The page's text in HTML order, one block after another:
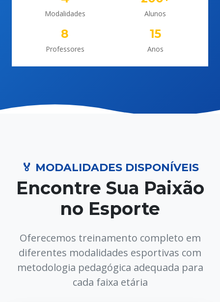
Modalidades Alunos
8
Professores
15
Anos
🏅 MODALIDADES DISPONÍVEIS
Encontre Sua Paixão
no Esporte
Oferecemos treinamento completo em
diferentes modalidades esportivas com
metodologia pedagógica adequada para
cada faixa etária